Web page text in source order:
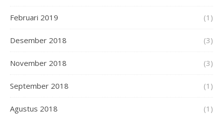
Februari 2019 (1)
Desember 2018 (3)
November 2018 (3)
September 2018 (1)
Agustus 2018 (1)